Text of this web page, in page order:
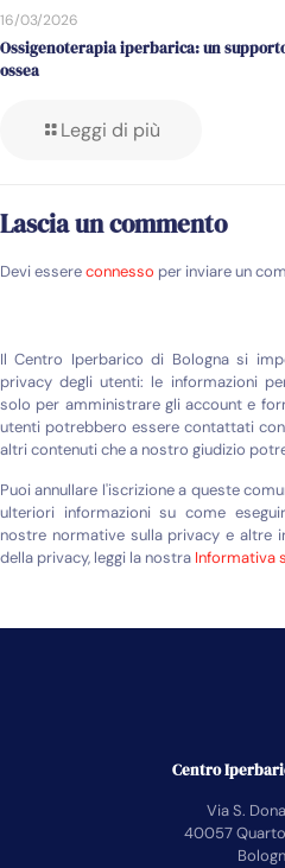
16/03/2026
Ossigenoterapia iperbarica: un
ossea
Leggi di più
Lascia un commento
Devi essereconnesso per inviare un
Il Centro Iperbarico di Bologna si
privacy degli utenti: le informazioni
solo per amministrare gli account e
utenti potrebbero essere contattati
altri contenuti che a nostro giudizio
Puoi annullare l'iscrizione a queste
ulteriori informazioni su come
nostre normative sulla privacy e altre
della privacy, leggi la nostra Informativa
Centro
Via S.
40057